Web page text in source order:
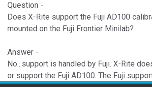
Question -
Does X-Rite support the Fuji AD100
mounted on the Fuji Frontier Minilab?
Answer -
No...support is handled by Fuji. X-Rite
or support the Fuji AD100. The Fuji